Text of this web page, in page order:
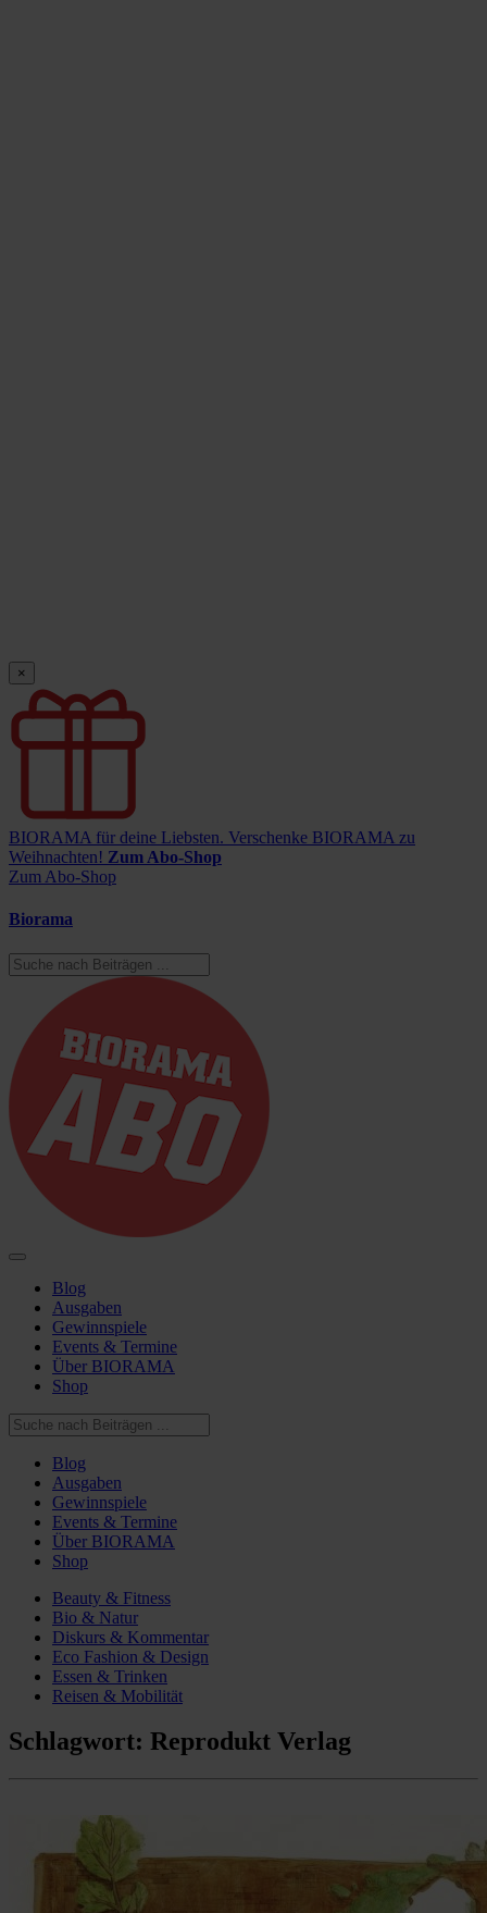
×
BIORAMA für deine Liebsten. Verschenke BIORAMA zu
Weihnachten! Zum Abo-Shop
Zum Abo-Shop
Biorama
Blog
Ausgaben
Gewinnspiele
Events & Termine
Über BIORAMA
Shop
Blog
Ausgaben
Gewinnspiele
Events & Termine
Über BIORAMA
Shop
Beauty & Fitness
Bio & Natur
Diskurs & Kommentar
Eco Fashion & Design
Essen & Trinken
Reisen & Mobilität
Schlagwort: Reprodukt Verlag